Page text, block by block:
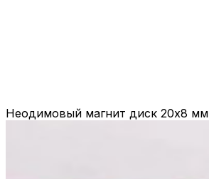
Неодимовый магнит диск 20х8 мм